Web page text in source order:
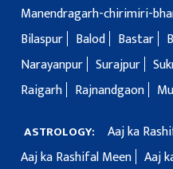
Manendragarh-chirimiri-
Bilaspur
Balod Bastar
Narayanpur Surajpur
Raigarh
Rajnandgaon
ASTROLOGY:
Aaj ka
Aaj ka Rashifal Meen Aaj